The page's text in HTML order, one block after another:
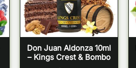
Don Juan Aldonza 10ml
– Kings Crest & Bombo